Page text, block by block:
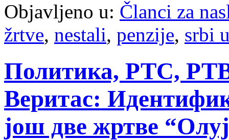
Objavljeno u: Članci za
žrtve, nestali, penzije, srbi
Политика, РТС,
Веритас:
још две жртве